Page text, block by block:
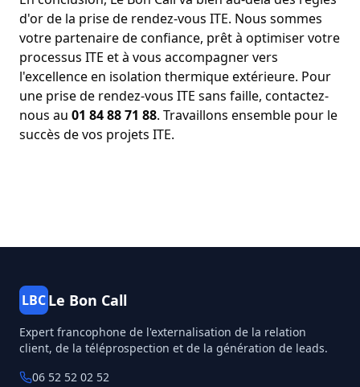
d'or de la prise de rendez-vous ITE. Nous sommes
votre partenaire de confiance, prêt à optimiser votre
processus ITE et à vous accompagner vers
l'excellence en isolation thermique extérieure. Pour
une prise de rendez-vous ITE sans faille, contactez-
nous au 01 84 88 71 88. Travaillons ensemble pour le
succès de vos projets ITE.
LBCLe Bon Call
Expert francophone de l'externalisation de la relation
client, de la téléprospection et de la génération de leads.
06 52 52 02 52